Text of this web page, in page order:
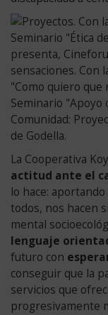
La Cooperativa
actitud ante el
lo hace:
todos, nos hacen
mental
lenguaje
futuro con
conseguir que la
servicios que
progresivamente